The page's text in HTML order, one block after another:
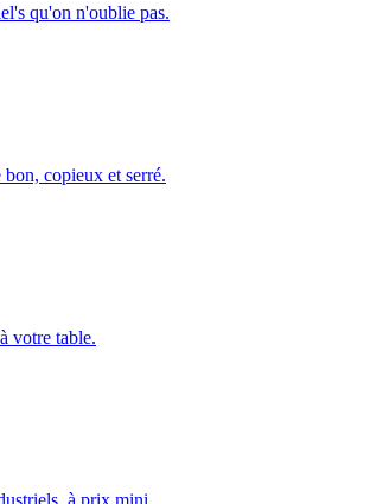
qu'on n'oublie pas.
copieux et serré.
votre table.
à prix mini.